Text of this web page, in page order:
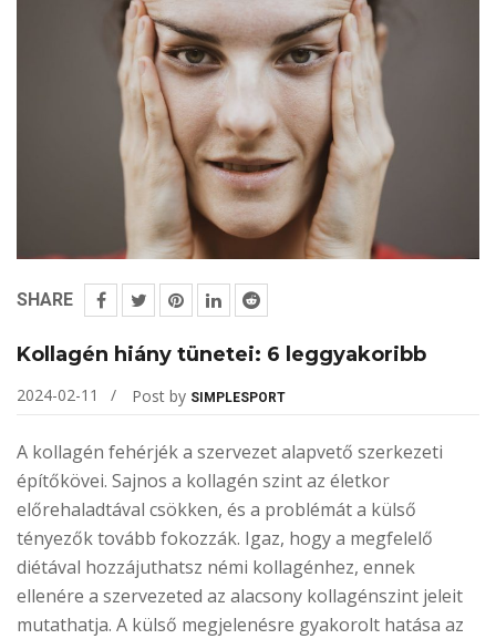
SHARE
Kollagén hiány tünetei: 6 leggyakoribb
2024-02-11 Post by SIMPLESPORT
A kollagén fehérjék a szervezet alapvető szerkezeti
építőkövei. Sajnos a kollagén szint az életkor
előrehaladtával csökken, és a problémát a külső
tényezők tovább fokozzák. Igaz, hogy a megfelelő
diétával hozzájuthatsz némi kollagénhez, ennek
ellenére a szervezeted az alacsony kollagénszint jeleit
mutathatja. A külső megjelenésre gyakorolt ​​hatása az